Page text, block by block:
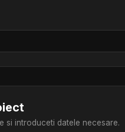
si introduceti datele necesare.